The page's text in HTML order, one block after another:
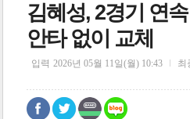
김혜성, 2경기 연
안타 없이 교체
입력 2026년 05월 11일(월) 10:43 최
0